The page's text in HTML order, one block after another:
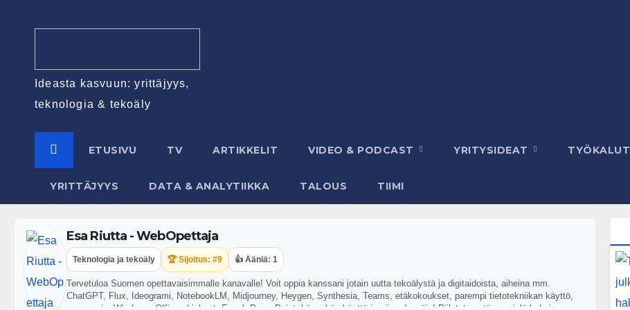
Ideasta kasvuun: yrittäjyys,
teknologia & tekoäly
ETUSIVU TV ARTIKKELIT VIDEO & PODCAST YRITYSIDEAT TYÖKALUT
YRITTÄJYYS DATA & ANALYTIIKKA TALOUS TIIMI
Esa Riutta - WebOpettaja
Teknologia ja tekoäly 🏆 Sijoitus: #9 👍 Ääniä: 1
Tervetuloa Suomen opettavaisimmalle kanavalle! Voit oppia kanssani jotain uutta tekoälystä ja digitaidoista, aiheina mm.
ChatGPT, Flux, Ideogrami, NotebookLM, Midjourney, Heygen, Synthesia, Teams, etäkokoukset, parempi tietotekniikan käyttö,